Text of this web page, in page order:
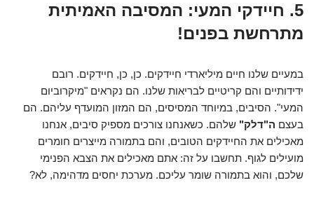
5. חיידקי המעי: המסיבה האמיתית
מתרחשת בפנים!
במעיים שלנו חיים מיליארדי חיידקים. כן, כן, חיידקים. רובם
ידידותיים והם קריטיים לבריאות שלנו. הם נקראים "מיקרוביום
המעי". הסיבים, במיוחד המסיסים, הם המזון המועדף עליהם. הם
בעצם ה"דלק" שלהם. כשאנחנו צורכים מספיק סיבים, אנחנו
מאכילים את החיידקים הטובים, והם בתמורה מייצרים חומרים
מועילים לגוף. תחשבו על זה: אתם מאכילים את הצבא הפנימי
שלכם, והוא בתמורה שומר עליכם. מערכת יחסים מדהימה, לא?